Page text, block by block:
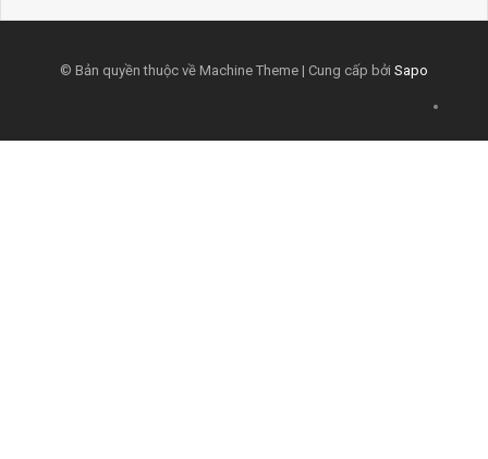
© Bản quyền thuộc về Machine Theme | Cung cấp bởi Sapo